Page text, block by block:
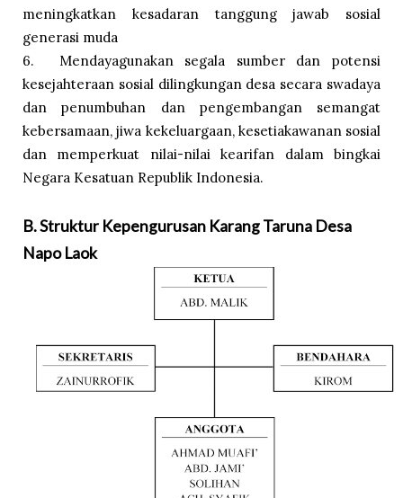
meningkatkan kesadaran tanggung jawab sosial
generasi muda
6.
Mendayagunakan segala sumber dan potensi
kesejahteraan sosial dilingkungan desa secara swadaya
dan penumbuhan dan pengembangan semangat
kebersamaan, jiwa kekeluargaan, kesetiakawanan sosial
dan memperkuat nilai-nilai kearifan dalam bingkai
Negara Kesatuan Republik Indonesia.
B. Struktur Kepengurusan Karang Taruna Desa
Napo Laok